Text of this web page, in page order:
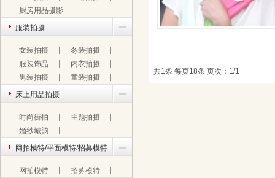
厨房用品摄影
服装拍摄
女装拍摄
冬装拍摄
服装饰品
内衣拍摄
男装拍摄
童装拍摄
床上用品拍摄
时尚街拍
主题拍摄
婚纱城韵
网拍模特/平面模特/招募模特
网拍模特
招募模特
共1条 每页18条 页次：1/1